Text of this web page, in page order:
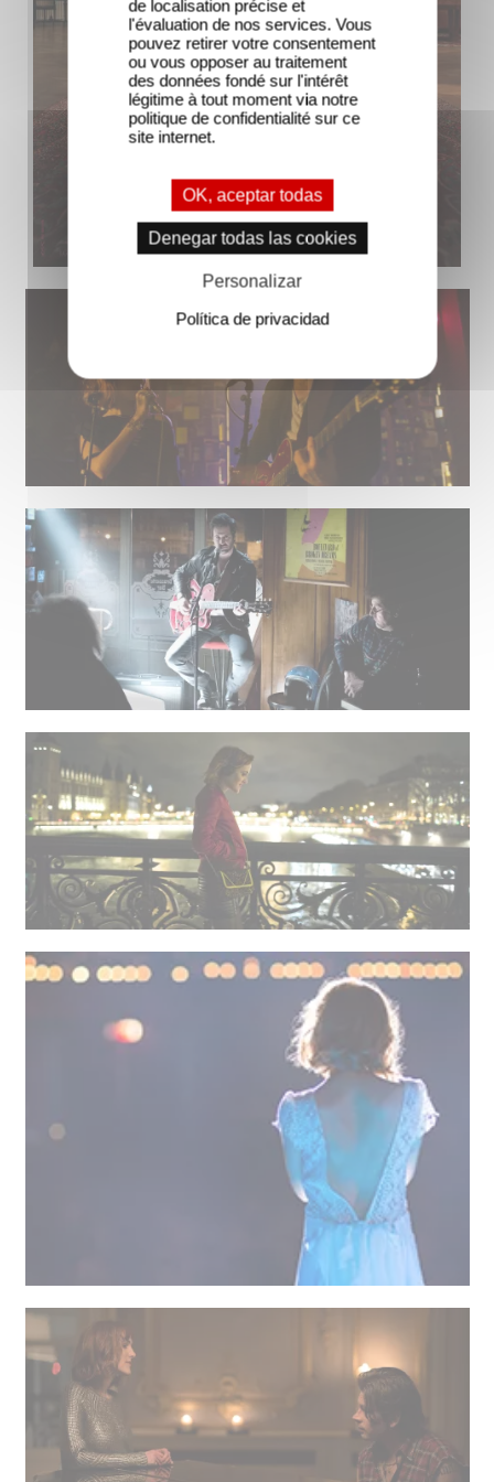
de localisation précise et
l'évaluation de nos services. Vous
pouvez retirer votre consentement
ou vous opposer au traitement
des données fondé sur l'intérêt
légitime à tout moment via notre
politique de confidentialité sur ce
site internet.
OK, aceptar todas
Denegar todas las cookies
Personalizar
Política de privacidad